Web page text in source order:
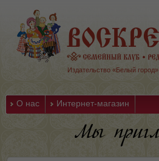
Издательство «Белый город»
О нас Интернет-магазин